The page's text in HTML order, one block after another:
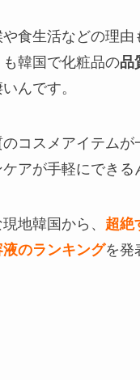
食生活などの理由
韓国で化粧品の品
んです。
コスメアイテムが
アが手軽にできる
地韓国から、 超絶
のランキングを発